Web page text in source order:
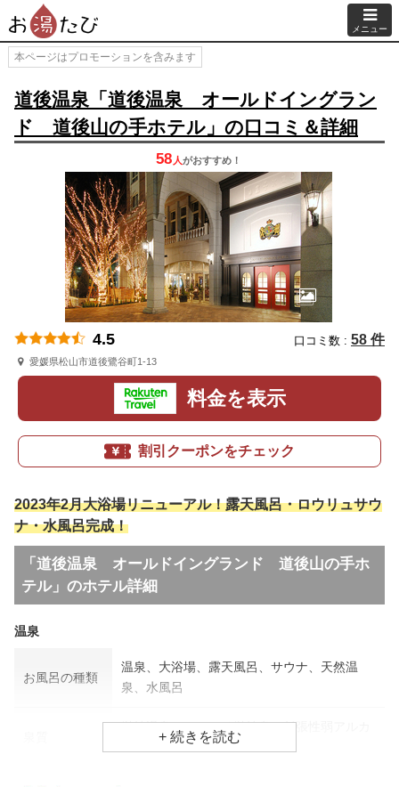
メニュー
本ページはプロモーションを含みます
道後温泉「道後温泉 オールドイングラン
ド 道後山の手ホテル」の口コミ＆詳細
58 人がおすすめ！
4.5 口コミ数 : 58 件
愛媛県松山市道後鷺谷町1-13
料金を表示
割引クーポンをチェック
2023年2月大浴場リニューアル！露天風呂・ロウリュサウ
ナ・水風呂完成！
「道後温泉 オールドイングランド 道後山の手ホ
テル」のホテル詳細
温泉
お風呂の種類
温泉、大浴場、露天風呂、サウナ、天然温
泉、水風呂
単純温泉、アルカリ単純泉、低張性弱アルカ